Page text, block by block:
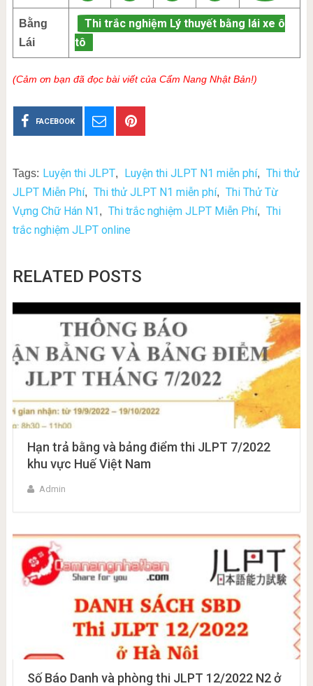
Bằng
Lái
Thi trắc nghiệm Lý thuyết bằng lái xe ô
tô
(Cảm ơn bạn đã đọc bài viết của Cẩm Nang Nhật Bản!)
FACEBOOK
Tags: Luyện thi JLPT, Luyện thi JLPT N1 miễn phí, Thi thử
JLPT Miễn Phí, Thi thử JLPT N1 miễn phí, Thi Thử Từ
Vựng Chữ Hán N1, Thi trắc nghiệm JLPT Miễn Phí, Thi
trắc nghiệm JLPT online
RELATED POSTS
Hạn trả bằng và bảng điểm thi JLPT 7/2022
khu vực Huế Việt Nam
Admin
Số Báo Danh và phòng thi JLPT 12/2022 N2 ở